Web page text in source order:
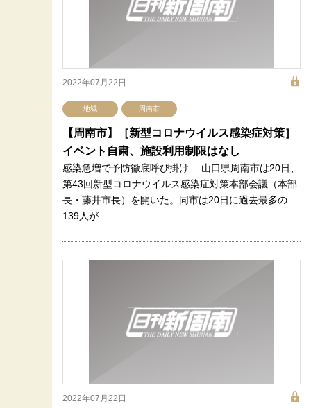
2022年07月22日
地域 周南市
【周南市】［新型コロナウイルス感染症対策］
イベント自粛、施設利用制限はなし
感染急増で予防徹底呼び掛け 山口県周南市は20日、
第43回新型コロナウイルス感染症対策本部会議（本部
長・藤井市長）を開いた。同市は20日に過去最多の
139人が...
2022年07月22日